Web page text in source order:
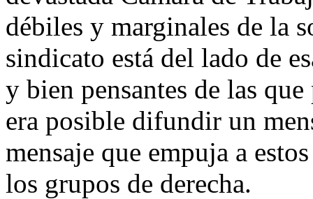
débiles y marginales de la
sindicato está del lado de
y bien pensantes de las
era posible difundir un
mensaje que empuja a
los grupos de derecha.